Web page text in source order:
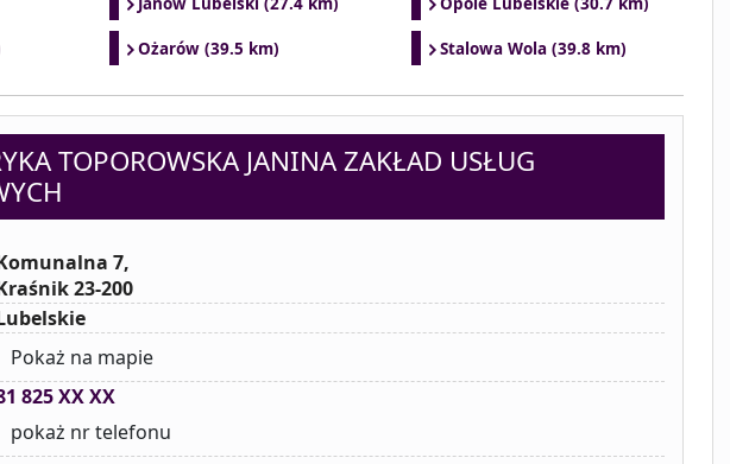
Ożarów (39.5 km) Stalowa Wola (39.8 km)
TOPOROWSKA JANINA ZAKŁAD USŁUG
7,
23-200
Pokaż na mapie
825 XX XX
pokaż nr telefonu